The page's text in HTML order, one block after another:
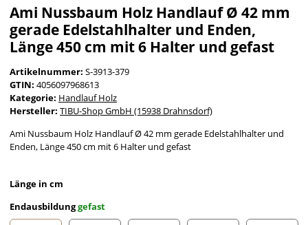
Ami Nussbaum Holz Handlauf Ø 42 mm
gerade Edelstahlhalter und Enden,
Länge 450 cm mit 6 Halter und gefast
Artikelnummer: S-3913-379
GTIN: 4056097968613
Kategorie: Handlauf Holz
Hersteller: TIBU-Shop GmbH (15938 Drahnsdorf)
Ami Nussbaum Holz Handlauf Ø 42 mm gerade Edelstahlhalter und
Enden, Länge 450 cm mit 6 Halter und gefast
Länge in cm
Endausbildunggefast